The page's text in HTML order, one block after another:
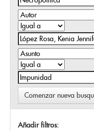
Comenzar nueva
Añadir filtros: